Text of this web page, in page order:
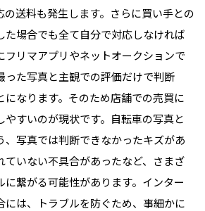
の送料も発生します。さらに買い手との
た場合でも全て自分で対応しなければ
フリマアプリやネットオークションで
った写真と主観での評価だけで判断
になります。そのため店舗での売買に
やすいのが現状です。自転車の写真と
、写真では判断できなかったキズがあ
ていない不具合があったなど、さまざ
に繋がる可能性があります。インター
には、トラブルを防ぐため、事細かに